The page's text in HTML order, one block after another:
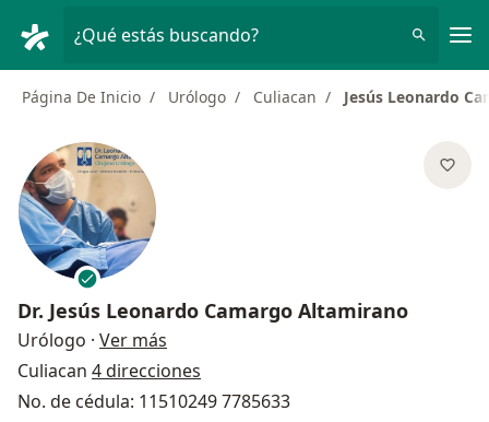
¿Qué estás buscando?
Página De Inicio Urólogo Culiacan Jesús Leonardo
Dr. Jesús Leonardo Camargo Altamirano
Urólogo · Ver más
Culiacan 4 direcciones
No. de cédula: 11510249 7785633